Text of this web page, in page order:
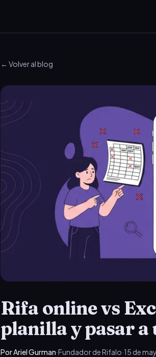
← Volver al blog
Rifa online vs
planilla y pasar
Por Ariel Gurman·Fundador de Rifalo·15 de